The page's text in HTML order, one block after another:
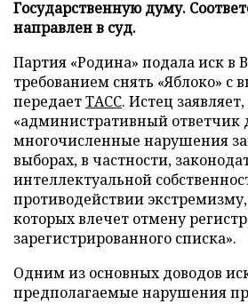
Государственную думу.
направлен в суд.
Партия «Родина» подала иск в
требованием снять «Яблоко» с
передаетТАСС. Истец
«административный ответчик
многочисленные нарушения
выборах, в частности,
интеллектуальной
противодействии
которых влечет отмену
зарегистрированного списка».
Одним из основных доводов
предполагаемые нарушения